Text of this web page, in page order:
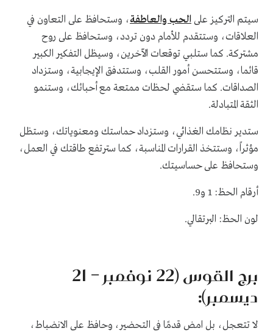
سيتم التركيز على الحب والعاطفة، وستحافظ على التعاون في
العلاقات، وستتقدم للأمام دون تردد، وستحافظ على روح
مشتركة. كما ستلبي توقعات الآخرين، وسيظل التفكير الكبير
قائما، وستتحسن أمور القلب، وستتدفق الإيجابية، وستزداد
الصداقات. كما ستقضي لحظات ممتعة مع أحبائك، وستنمو
الثقة المتبادلة.
ستدير نظامك الغذائي، وستزداد حماستك ومعنوياتك، وستظل
مؤثراً، وستتخذ القرارات المناسبة، كما سترتفع طاقتك في العمل،
وستحافظ على حساسيتك.
أرقام الحظ: 1 و9.
لون الحظ: البرتقالي.
برج القوس (22 نوفمبر – 21
ديسمبر):
لا تتعجل، بل امض قدمًا في التحضير، وحافظ على الانضباط،